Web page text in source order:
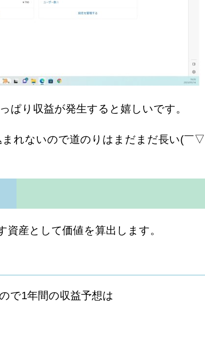
ぱり収益が発生すると嬉しいです。
れないので道のりはまだまだ長い(￣▽
産として価値を算出します。
で1年間の収益予想は